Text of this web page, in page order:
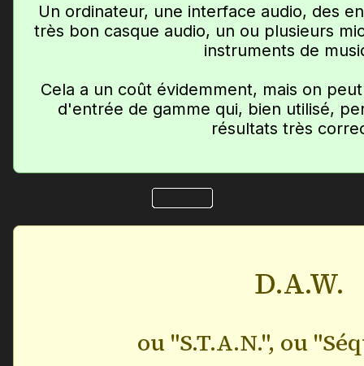
Un ordinateur, une interface audio, des
très bon casque audio, un ou plusieurs
instruments de
Cela a un coût évidemment, mais on
d'entrée de gamme qui, bien utilisé,
résultats très
D.A.W.
ou "S.T.A.N.", ou